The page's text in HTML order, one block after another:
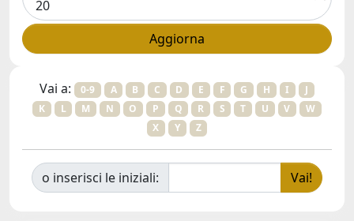
Vai a: 0-9 A B C D E F G H I
J
K
L M N O P Q R S T U V
W
X
Y Z
o inserisci le iniziali: